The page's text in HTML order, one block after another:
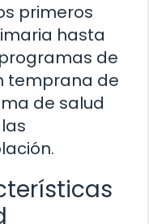
primeros
hasta
de
temprana de
de salud